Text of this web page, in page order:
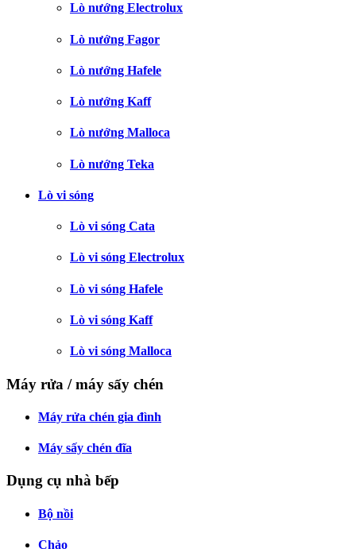
Lò nướng Electrolux
Lò nướng Fagor
Lò nướng Hafele
Lò nướng Kaff
Lò nướng Malloca
Lò nướng Teka
Lò vi sóng
Lò vi sóng Cata
Lò vi sóng Electrolux
Lò vi sóng Hafele
Lò vi sóng Kaff
Lò vi sóng Malloca
Máy rửa / máy sấy chén
Máy rửa chén gia đình
Máy sấy chén đĩa
Dụng cụ nhà bếp
Bộ nồi
Chảo